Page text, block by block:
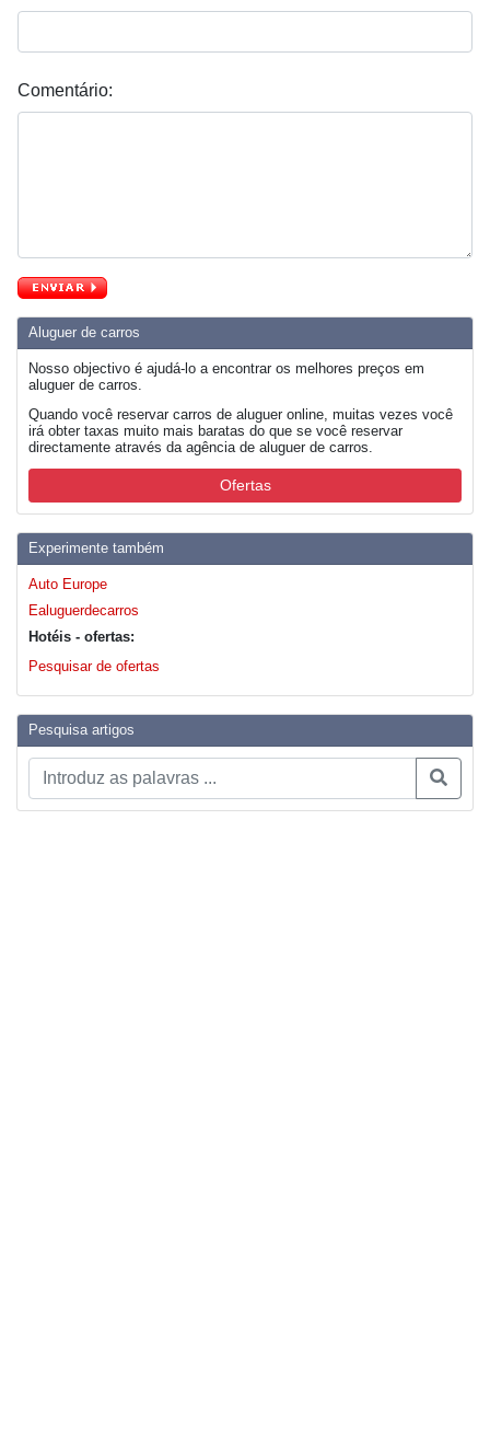
Aluguer de carros
Nosso objectivo é ajudá-lo a encontrar os melhores preços em
aluguer de carros.
Quando você reservar carros de aluguer online, muitas vezes você
irá obter taxas muito mais baratas do que se você reservar
directamente através da agência de aluguer de carros.
Ofertas
Experimente também
Auto Europe
Ealuguerdecarros
Hotéis - ofertas:
Pesquisar de ofertas
Pesquisa artigos
Comentário: